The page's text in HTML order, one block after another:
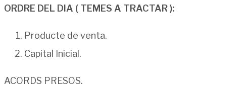
ORDRE DEL DIA ( TEMES A TRACTAR ):
Producte de venta.
Capital Inicial.
ACORDS PRESOS.